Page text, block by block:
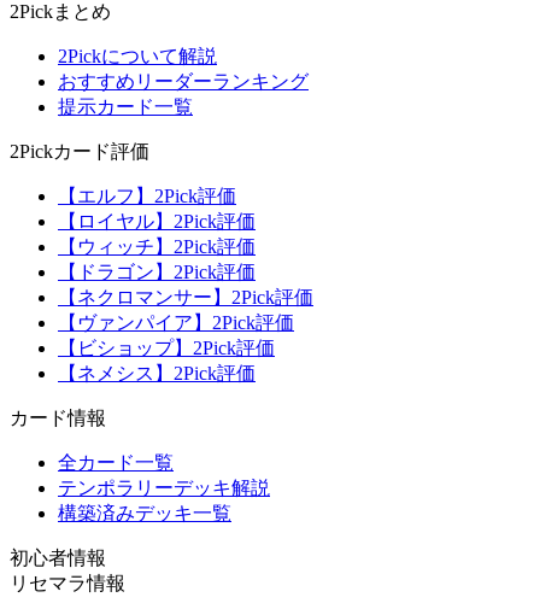
2Pickまとめ
2Pickについて解説
おすすめリーダーランキング
提示カード一覧
2Pickカード評価
【エルフ】2Pick評価
【ロイヤル】2Pick評価
【ウィッチ】2Pick評価
【ドラゴン】2Pick評価
【ネクロマンサー】2Pick評価
【ヴァンパイア】2Pick評価
【ビショップ】2Pick評価
【ネメシス】2Pick評価
カード情報
全カード一覧
テンポラリーデッキ解説
構築済みデッキ一覧
初心者情報
リセマラ情報